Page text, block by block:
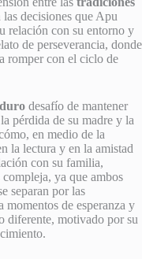
decisiones que Apu
relación con su entorno y
de perseverancia, donde
romper con el ciclo de
duro desafío de mantener
pérdida de su madre y la
en medio de la
la lectura y en la amistad
con su familia,
ya que ambos
separan por las
momentos de esperanza y
diferente, motivado por su